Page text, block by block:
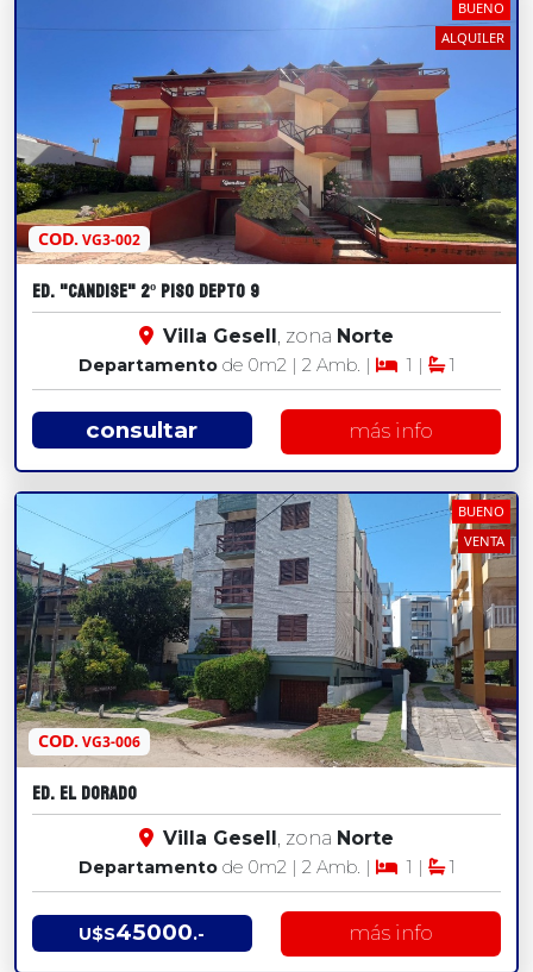
COD.VG3-002
BUENO
ALQUILER
ED. "CANDISE" 2º PISO DEPTO 9
Villa Gesell , zona Norte
Departamentode 0m2| 2 Amb. | 1 | 1
consultar más info
COD.VG3-006
BUENO
VENTA
Ed. El dorado
Villa Gesell , zona Norte
Departamentode 0m2| 2 Amb. | 1 | 1
U$S45000.- más info